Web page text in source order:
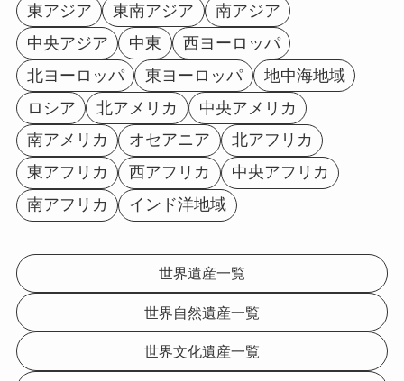
東アジア 東南アジア
南アジア
中央アジア
中東
西ヨーロッパ
北ヨーロッパ
東ヨーロッパ
地中海地域
ロシア
北アメリカ
中央アメリカ
南アメリカ
オセアニア
北アフリカ
東アフリカ
西アフリカ
中央アフリカ
南アフリカ
インド洋地域
世界遺産一覧
世界自然遺産一覧
世界文化遺産一覧